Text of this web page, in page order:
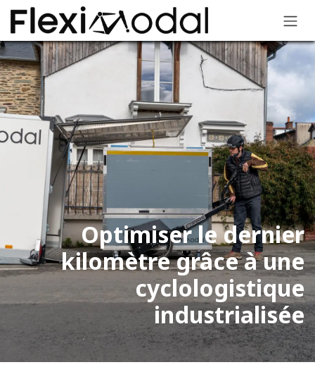
Se rendre au contenu
Optimiser le dernier
kilomètre grâce à une
cyclologistique
industrialisée